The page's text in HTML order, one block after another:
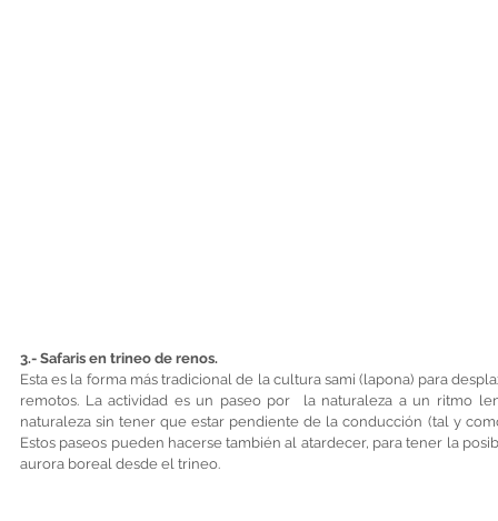
3.- Safaris en trineo de renos.
Esta es la forma más tradicional de la cultura sami (lapona) para
remotos. La actividad es un paseo por  la naturaleza a un ritmo
naturaleza sin tener que estar pendiente de la conducción (tal y
Estos paseos pueden hacerse también al atardecer, para tener la
aurora boreal desde el trineo.